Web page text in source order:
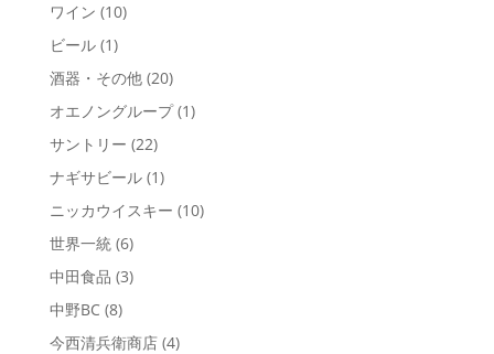
ワイン (10)
ビール (1)
酒器・その他 (20)
オエノングループ (1)
サントリー (22)
ナギサビール (1)
ニッカウイスキー (10)
世界一統 (6)
中田食品 (3)
中野BC (8)
今西清兵衛商店 (4)